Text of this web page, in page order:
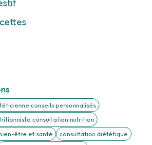
conseils personnalisés
consultation nutrition
être et santé
consultation diététique